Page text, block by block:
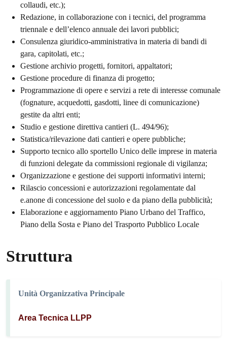
collaudi, etc.);
Redazione, in collaborazione con i tecnici, del programma
triennale e dell’elenco annuale dei lavori pubblici;
Consulenza giuridico-amministrativa in materia di bandi di
gara, capitolati, etc.;
Gestione archivio progetti, fornitori, appaltatori;
Gestione procedure di finanza di progetto;
Programmazione di opere e servizi a rete di interesse comunale
(fognature, acquedotti, gasdotti, linee di comunicazione)
gestite da altri enti;
Studio e gestione direttiva cantieri (L. 494/96);
Statistica/rilevazione dati cantieri e opere pubbliche;
Supporto tecnico allo sportello Unico delle imprese in materia
di funzioni delegate da commissioni regionale di vigilanza;
Organizzazione e gestione dei supporti informativi interni;
Rilascio concessioni e autorizzazioni regolamentate dal
e.anone di concessione del suolo e da piano della pubblicità;
Elaborazione e aggiornamento Piano Urbano del Traffico,
Piano della Sosta e Piano del Trasporto Pubblico Locale
Struttura
Unità Organizzativa Principale
Area Tecnica LLPP